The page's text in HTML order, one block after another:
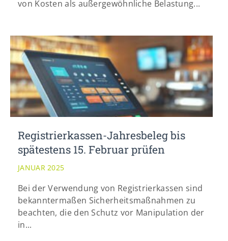
von Kosten als außergewöhnliche Belastung...
Registrierkassen-Jahresbeleg bis
spätestens 15. Februar prüfen
JANUAR 2025
Bei der Verwendung von Registrierkassen sind
bekanntermaßen Sicherheitsmaßnahmen zu
beachten, die den Schutz vor Manipulation der
in...